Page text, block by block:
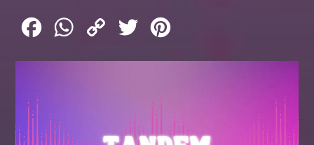
FacebookWhatsApp
Copy
Twitter